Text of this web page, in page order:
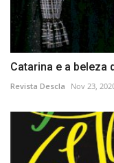
Catarina e a beleza
Revista Descla Nov 23,